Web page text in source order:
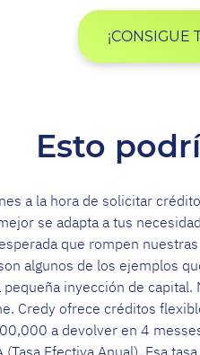
¡CONSIGUE
Esto
a la hora de solicitar
se adapta a tus
que rompen
algunos de los ejemplos
inyección de
Credy ofrece créditos
a devolver en 4
Efectiva Anual). Esa